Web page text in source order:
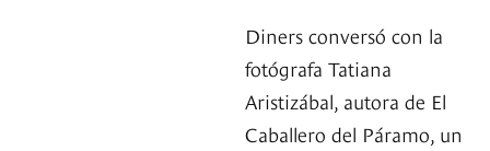
Diners conversó con la
fotógrafa Tatiana
Aristizábal, autora de El
Caballero del Páramo, un